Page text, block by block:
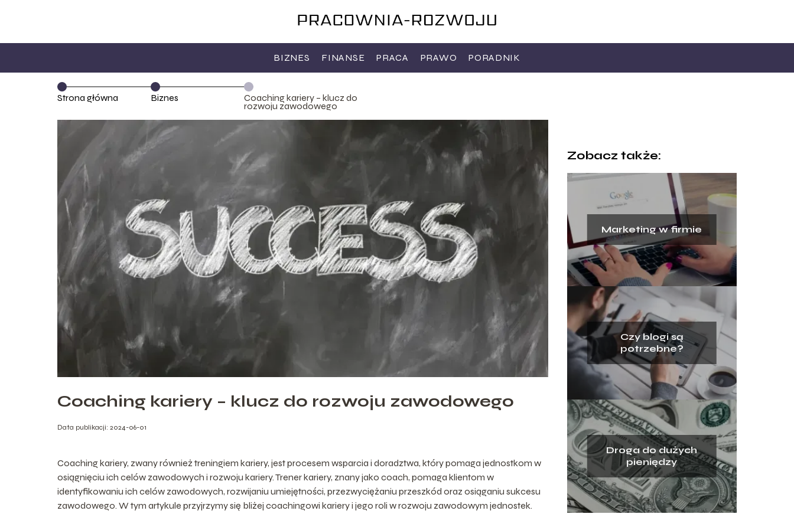
BIZNES FINANSE PRACA PRAWO PORADNIK
Strona główna Biznes Coaching kariery – klucz do
rozwoju zawodowego
Coaching kariery – klucz do rozwoju zawodowego
Data publikacji: 2024-06-01
Coaching kariery, zwany również treningiem kariery, jest procesem wsparcia i doradztwa, który pomaga jednostkom w
osiągnięciu ich celów zawodowych i rozwoju kariery. Trener kariery, znany jako coach, pomaga klientom w
identyfikowaniu ich celów zawodowych, rozwijaniu umiejętności, przezwyciężaniu przeszkód oraz osiąganiu sukcesu
zawodowego. W tym artykule przyjrzymy się bliżej coachingowi kariery i jego roli w rozwoju zawodowym jednostek.
Zobacz także:
Marketing w firmie
Czy blogi są
potrzebne?
Droga do dużych
pieniędzy